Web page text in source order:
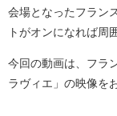
会場となったフラン
トがオンになれば周
今回の動画は、フラ
ラヴィエ」の映像を